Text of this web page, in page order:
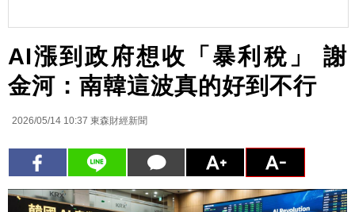
AI漲到政府想收「暴利稅」 謝
金河：南韓這波真的好到不行
2026/05/14 10:37 東森財經新聞